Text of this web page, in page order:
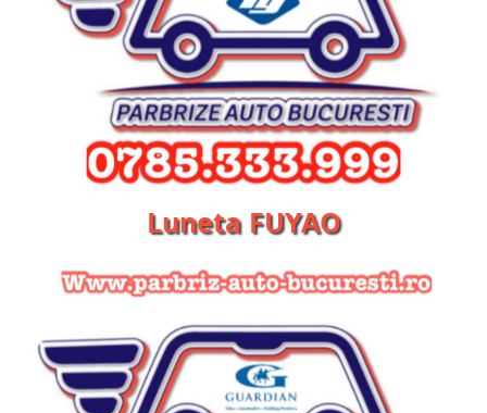
Luneta FUYAO